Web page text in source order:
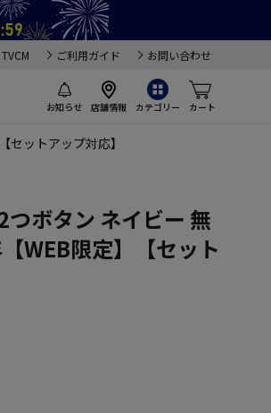
TVCM ご利用ガイド お問い合わせ
お知らせ 店舗情報 カテゴリー カート
セットアップ対応】
つボタン ネイビー 無
WEB限定】【セット